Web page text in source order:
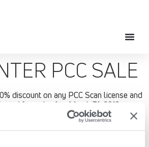
PCC SALE
discount on any PCC Scan license and
from Jan 1 to March 31, 2018.
Scan and RFID tags, finding
information is easier, faster and